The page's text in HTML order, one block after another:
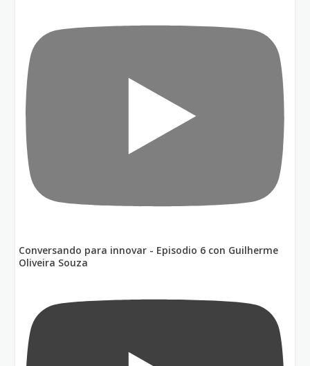
Conversando para innovar - Episodio 6 con Guilherme
Oliveira Souza